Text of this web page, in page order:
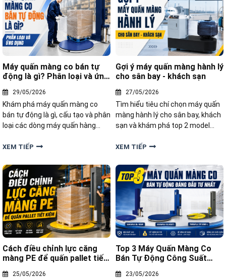
Máy quấn màng co bán tự
động là gì? Phân loại và ứng
29/05/2026
Khám phá máy quấn màng co
bán tự động là gì, cấu tạo và phân
loại các dòng máy quấn hàng
gói giúp doanh nghiệp tối ưu chi
nghiệp.
XEM TIẾP
Gợi ý máy quấn màng hành lý
cho sân bay - khách sạn
27/05/2026
Tìm hiểu tiêu chí chọn máy quấn
màng hành lý cho sân bay, khách
sạn và khám phá top 2 model
bỉ, giúp bảo vệ hành lý chuyên
XEM TIẾP
Cách điều chỉnh lực căng
màng PE để quấn pallet tiết
25/05/2026
Top 3 Máy Quấn Màng Co
Bán Tự Động Công Suất
23/05/2026